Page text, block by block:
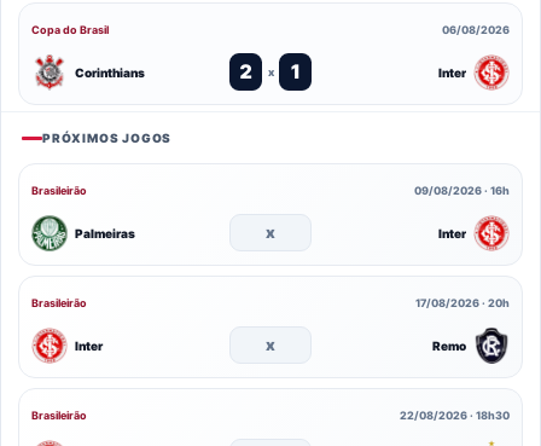
Copa do Brasil 06/08/2026
Corinthians 2 x 1 Inter
PRÓXIMOS JOGOS
Brasileirão 09/08/2026 · 16h
Palmeiras x Inter
Brasileirão 17/08/2026 · 20h
Inter x Remo
Brasileirão 22/08/2026 · 18h30